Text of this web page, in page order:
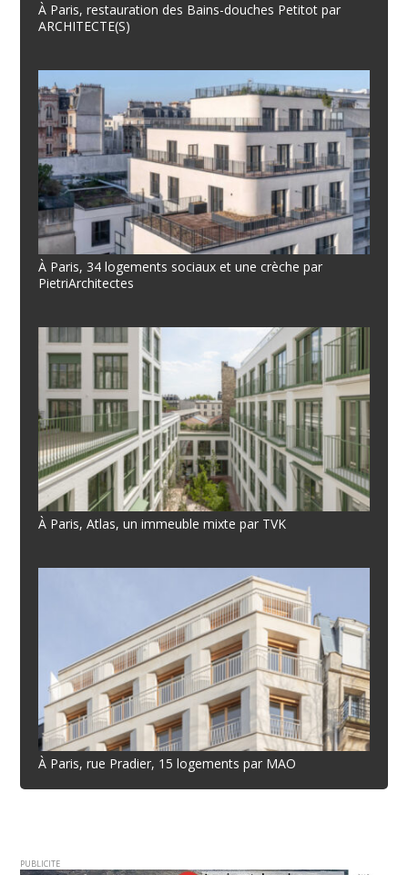
À Paris, restauration des Bains-douches Petitot par
ARCHITECTE(S)
À Paris, 34 logements sociaux et une crèche par
PietriArchitectes
À Paris, Atlas, un immeuble mixte par TVK
À Paris, rue Pradier, 15 logements par MAO
PUBLICITE